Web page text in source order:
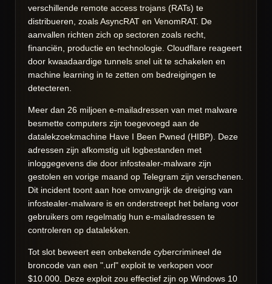
verschillende remote access trojans (RATs) te
distribueren, zoals AsyncRAT en VenomRAT. De
aanvallen richten zich op sectoren zoals recht,
financiën, productie en technologie. Cloudflare reageert
door kwaadaardige tunnels snel uit te schakelen en
machine learning in te zetten om bedreigingen te
detecteren.
Meer dan 26 miljoen e-mailadressen van met malware
besmette computers zijn toegevoegd aan de
datalekzoekmachine Have I Been Pwned (HIBP). Deze
adressen zijn afkomstig uit logbestanden met
inloggegevens die door infostealer-malware zijn
gestolen en vorige maand op Telegram zijn verschenen.
Dit incident toont aan hoe omvangrijk de dreiging van
infostealer-malware is en onderstreept het belang voor
gebruikers om regelmatig hun e-mailadressen te
controleren op datalekken.
Tot slot beweert een onbekende cybercrimineel de
broncode van een ".url" exploit te verkopen voor
$10.000. Deze exploit zou effectief zijn op Windows 10